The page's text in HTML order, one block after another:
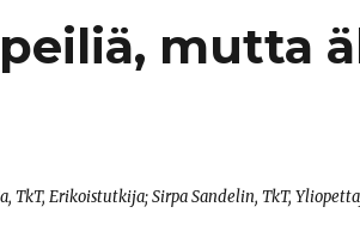
mutta
TkT, Erikoistutkija; Sirpa Sandelin, TkT,